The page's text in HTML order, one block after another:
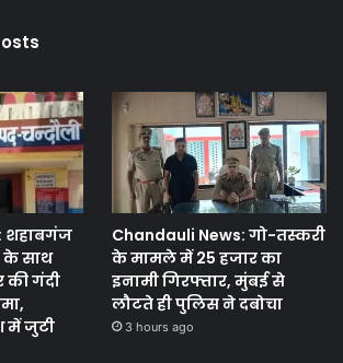
शहाबगंज
के साथ
की गंदी
में जुटी
Chandauli News: गो-तस्करी
के मामले में 25 हजार का
इनामी गिरफ्तार, मुंबई से
लौटते ही पुलिस ने दबोचा
3 hours ago